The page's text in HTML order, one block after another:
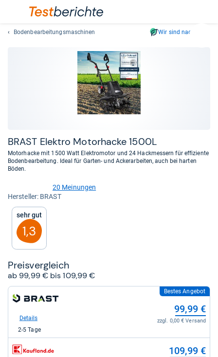
und
lassen
Bodenbearbeitungsmaschinen Wir sind nachhaltig
BRAST Elek­tro Motor­ha­cke 1500L
Motorhacke mit 1500 Watt Elektromotor und 24 Hackmessern für effiziente
Bodenbearbeitung. Ideal für Garten- und Ackerarbeiten, auch bei harten
Böden.
von
Sternen
20 Meinungen
Her­stel­ler: BRAST
Sehr gut
1,3
Preis­ver­gleich
ab 99,99 € bis 109,99 €
zum
Shop:
brast24.de
99,99
kaufen.
Bestes Angebot
99,99 €
zzgl. 0,00 € Versand
Details
2-5 Tage
zum
Shop:
109,99 €